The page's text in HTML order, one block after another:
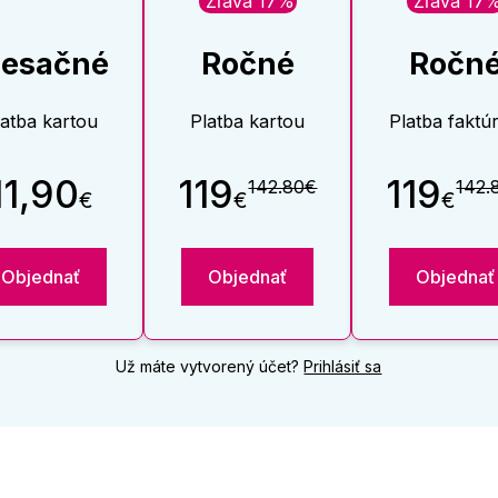
kartou
€
Objednať
Ročné
Platba kartou
119€142.80€
Objednať
Platba
119€
Objednať
Už máte vytvorený účet?Prihlásiť sa